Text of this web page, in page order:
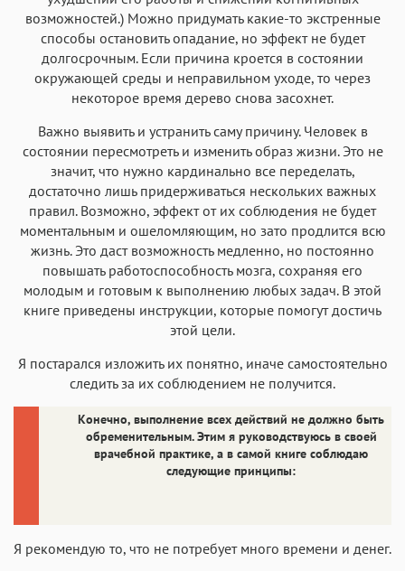
возможностей.) Можно придумать какие-то экстренные
способы остановить опадание, но эффект не будет
долгосрочным. Если причина кроется в состоянии
окружающей среды и неправильном уходе, то через
некоторое время дерево снова засохнет.
Важно выявить и устранить саму причину. Человек в
состоянии пересмотреть и изменить образ жизни. Это не
значит, что нужно кардинально все переделать,
достаточно лишь придерживаться нескольких важных
правил. Возможно, эффект от их соблюдения не будет
моментальным и ошеломляющим, но зато продлится всю
жизнь. Это даст возможность медленно, но постоянно
повышать работоспособность мозга, сохраняя его
молодым и готовым к выполнению любых задач. В этой
книге приведены инструкции, которые помогут достичь
этой цели.
Я постарался изложить их понятно, иначе самостоятельно
следить за их соблюдением не получится.
Конечно, выполнение всех действий не должно быть
обременительным. Этим я руководствуюсь в своей
врачебной практике, а в самой книге соблюдаю
следующие принципы:
Я рекомендую то, что не потребует много времени и денег.